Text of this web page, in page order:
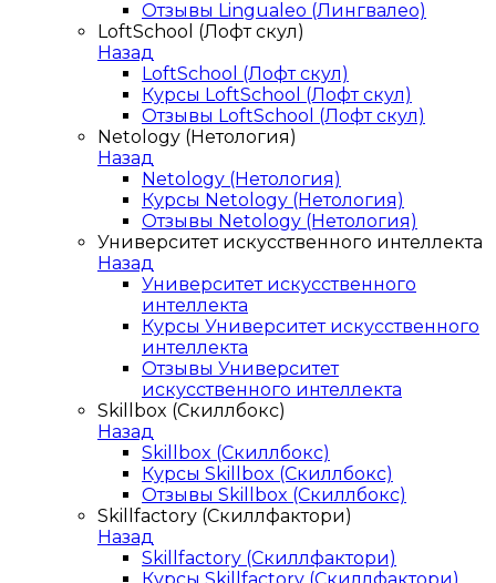
Отзывы Lingualeo (Лингвалео)
LoftSchool (Лофт скул)
Назад
LoftSchool (Лофт скул)
Курсы LoftSchool (Лофт скул)
Отзывы LoftSchool (Лофт скул)
Netology (Нетология)
Назад
Netology (Нетология)
Курсы Netology (Нетология)
Отзывы Netology (Нетология)
Университет искусственного интеллекта
Назад
Университет искусственного
интеллекта
Курсы Университет искусственного
интеллекта
Отзывы Университет
искусственного интеллекта
Skillbox (Скиллбокс)
Назад
Skillbox (Скиллбокс)
Курсы Skillbox (Скиллбокс)
Отзывы Skillbox (Скиллбокс)
Skillfactory (Скиллфактори)
Назад
Skillfactory (Скиллфактори)